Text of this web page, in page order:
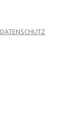
DATENSCHUTZ